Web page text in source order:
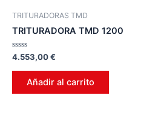
TRITURADORAS TMD
TRITURADORA TMD 1200
Valorado
0
4.553,00€
Añadir al carrito